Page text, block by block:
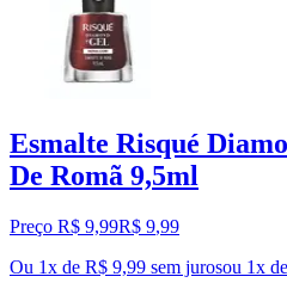
Esmalte Risqué
De Romã 9,5ml
Preço R$ 9,99R$ 9,99
Ou 1x de R$ 9,99 sem jurosou 1x de